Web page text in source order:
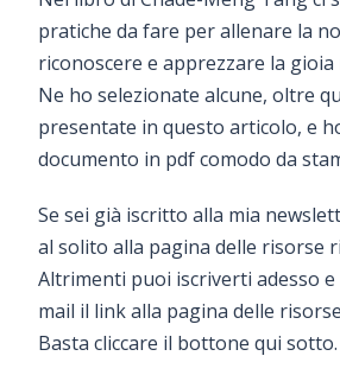
pratiche da fare per allenare la
riconoscere e apprezzare la
Ne ho selezionate alcune, oltre
presentate in questo articolo, e
documento in pdf comodo da
Se sei già iscritto alla mia
al solito alla pagina delle risorse
Altrimenti puoi iscriverti adesso
mail il link alla pagina delle
Basta cliccare il bottone qui sotto.